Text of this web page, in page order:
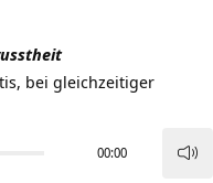
bei gleichzeitiger
00:00